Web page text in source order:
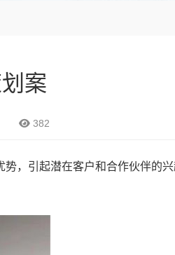
案
382
，引起潜在客户和合作伙伴的